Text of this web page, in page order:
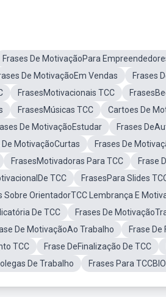
Frases De MotivaçãoPara
De MotivaçãoEm Vendas
Frases
FrasesMotivacionais TCC
FrasesMúsicas TCC
Cartoes De
De MotivaçãoEstudar
Frases
De MotivaçãoCurtas
Frases De
FrasesMotivadoras Para TCC
Frase
TCC FrasesPara Slides
Sobre OrientadorTCC Lembrança E
De TCC
Frases De
De MotivaçãoAo Trabalho
Frase De
TCC Frase DeFinalização De TCC
De Trabalho Frases Para